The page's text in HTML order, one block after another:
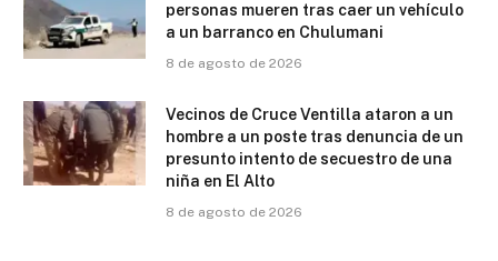
personas mueren tras caer un vehículo
a un barranco en Chulumani
8 de agosto de 2026
Vecinos de Cruce Ventilla ataron a un
hombre a un poste tras denuncia de un
presunto intento de secuestro de una
niña en El Alto
8 de agosto de 2026